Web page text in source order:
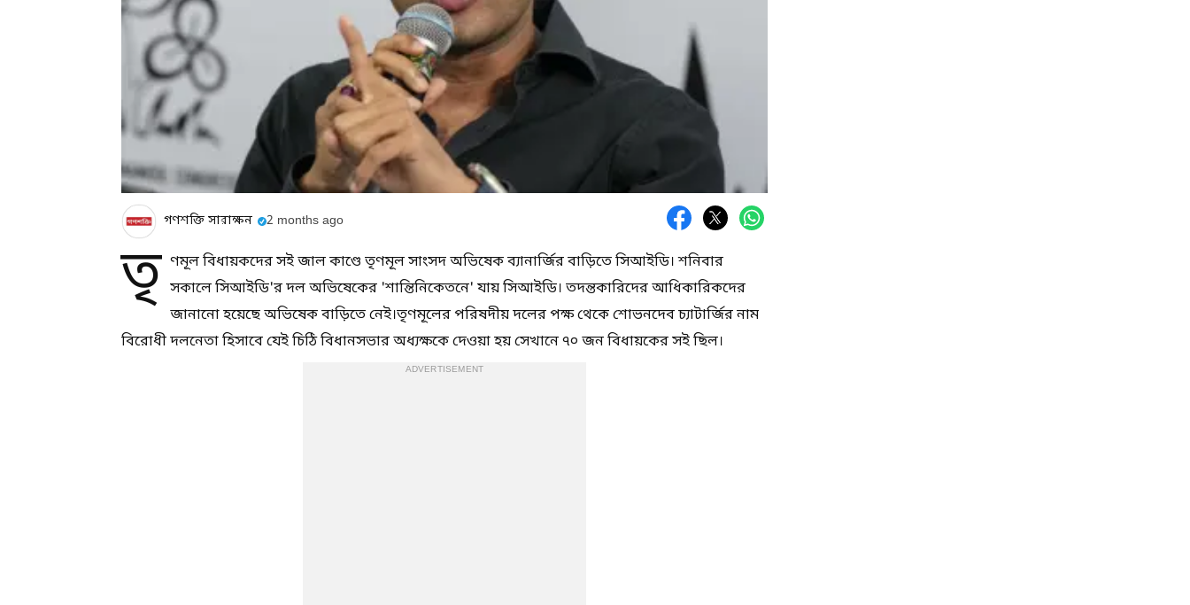
গণশক্তি সারাক্ষন 2 months ago
তৃ ণমূল বিধায়কদের সই জাল কাণ্ডে তৃণমূল সাংসদ অভিষেক ব্যানার্জির বাড়িতে সিআইডি। শনিবার
সকালে সিআইডি'র দল অভিষেকের 'শান্তিনিকেতনে' যায় সিআইডি। তদন্তকারিদের আধিকারিকদের
জানানো হয়েছে অভিষেক বাড়িতে নেই।তৃণমূলের পরিষদীয় দলের পক্ষ থেকে শোভনদেব চ্যাটার্জির নাম
বিরোধী দলনেতা হিসাবে যেই চিঠি বিধানসভার অধ্যক্ষকে দেওয়া হয় সেখানে ৭০ জন বিধায়কের সই ছিল।
ADVERTISEMENT